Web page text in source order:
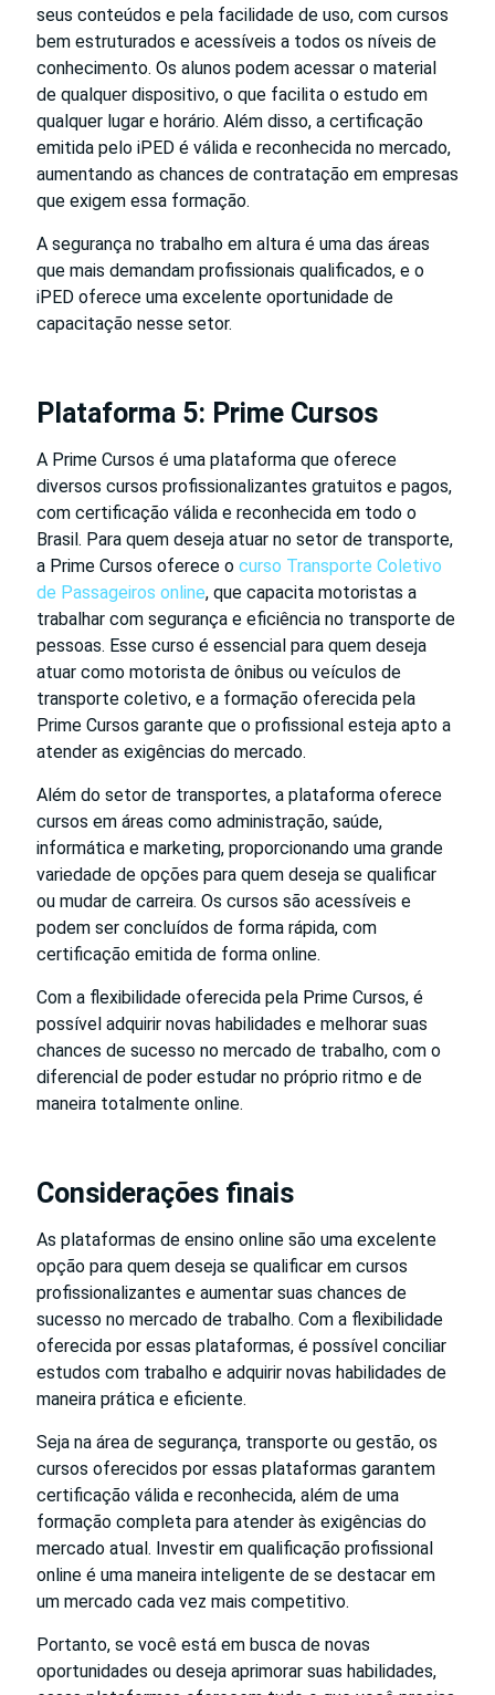
seus conteúdos e pela facilidade de uso, com cursos
bem estruturados e acessíveis a todos os níveis de
conhecimento. Os alunos podem acessar o material
de qualquer dispositivo, o que facilita o estudo em
qualquer lugar e horário. Além disso, a certificação
emitida pelo iPED é válida e reconhecida no mercado,
aumentando as chances de contratação em empresas
que exigem essa formação.
A segurança no trabalho em altura é uma das áreas
que mais demandam profissionais qualificados, e o
iPED oferece uma excelente oportunidade de
capacitação nesse setor.
Plataforma 5: Prime Cursos
A Prime Cursos é uma plataforma que oferece
diversos cursos profissionalizantes gratuitos e pagos,
com certificação válida e reconhecida em todo o
Brasil. Para quem deseja atuar no setor de transporte,
a Prime Cursos oferece o curso Transporte Coletivo
de Passageiros online, que capacita motoristas a
trabalhar com segurança e eficiência no transporte de
pessoas. Esse curso é essencial para quem deseja
atuar como motorista de ônibus ou veículos de
transporte coletivo, e a formação oferecida pela
Prime Cursos garante que o profissional esteja apto a
atender as exigências do mercado.
Além do setor de transportes, a plataforma oferece
cursos em áreas como administração, saúde,
informática e marketing, proporcionando uma grande
variedade de opções para quem deseja se qualificar
ou mudar de carreira. Os cursos são acessíveis e
podem ser concluídos de forma rápida, com
certificação emitida de forma online.
Com a flexibilidade oferecida pela Prime Cursos, é
possível adquirir novas habilidades e melhorar suas
chances de sucesso no mercado de trabalho, com o
diferencial de poder estudar no próprio ritmo e de
maneira totalmente online.
Considerações finais
As plataformas de ensino online são uma excelente
opção para quem deseja se qualificar em cursos
profissionalizantes e aumentar suas chances de
sucesso no mercado de trabalho. Com a flexibilidade
oferecida por essas plataformas, é possível conciliar
estudos com trabalho e adquirir novas habilidades de
maneira prática e eficiente.
Seja na área de segurança, transporte ou gestão, os
cursos oferecidos por essas plataformas garantem
certificação válida e reconhecida, além de uma
formação completa para atender às exigências do
mercado atual. Investir em qualificação profissional
online é uma maneira inteligente de se destacar em
um mercado cada vez mais competitivo.
Portanto, se você está em busca de novas
oportunidades ou deseja aprimorar suas habilidades,